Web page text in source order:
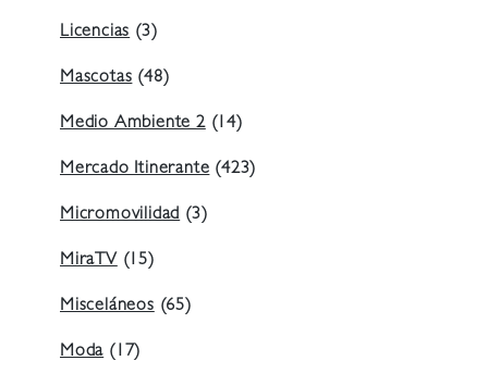
Licencias(3)
Mascotas(48)
Medio Ambiente 2(14)
Mercado Itinerante(423)
Micromovilidad(3)
MiraTV(15)
Misceláneos(65)
Moda(17)